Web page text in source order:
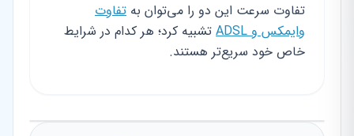
تفاوت سرعت این دو را می‌توان به تفاوت
وایمکس و ADSL
تشبیه کرد؛ هر کدام در شرایط
خاص خود سریع‌تر هستند.